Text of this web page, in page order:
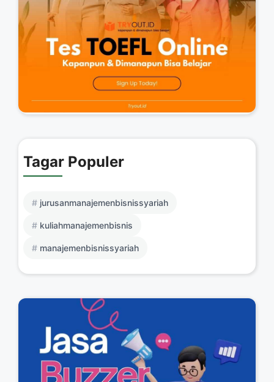
Tagar Populer
jurusanmanajemenbisnissyariah
kuliahmanajemenbisnis
manajemenbisnissyariah